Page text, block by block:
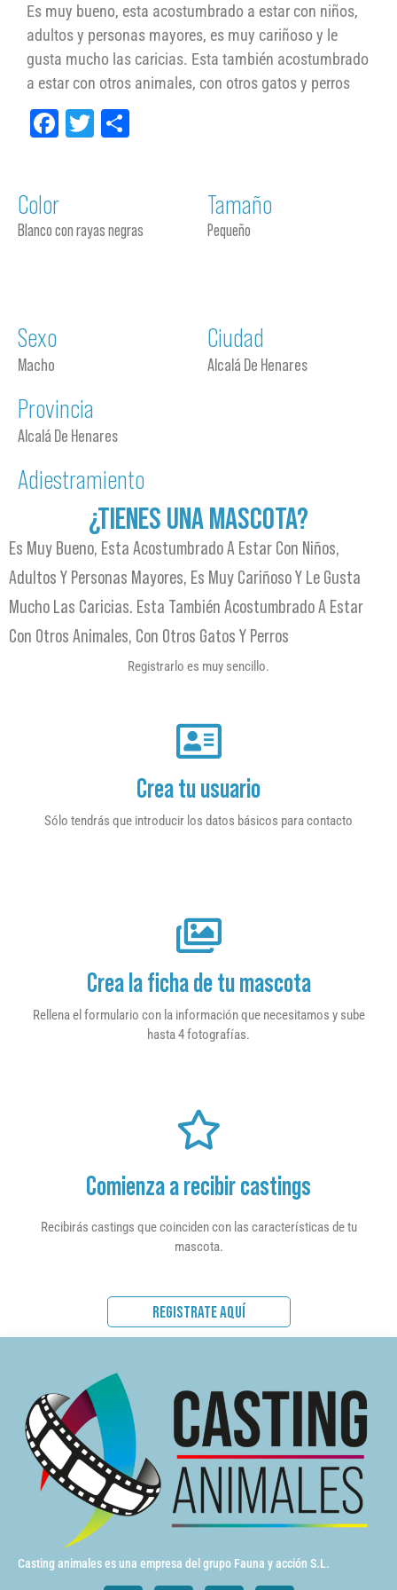
Es muy bueno, esta acostumbrado a estar con niños,
adultos y personas mayores, es muy cariñoso y le
gusta mucho las caricias. Esta también acostumbrado
a estar con otros animales, con otros gatos y perros
Facebook
Twitter
Color
Blanco con rayas negras
Tamaño
Pequeño
Sexo
Macho
Ciudad
Alcalá De Henares
Provincia
Alcalá De Henares
Adiestramiento
¿TIENES UNA MASCOTA?
Es Muy Bueno, Esta Acostumbrado A Estar Con Niños,
Adultos Y Personas Mayores, Es Muy Cariñoso Y Le Gusta
Mucho Las Caricias. Esta También Acostumbrado A Estar
Con Otros Animales, Con Otros Gatos Y Perros
Registrarlo es muy sencillo.
Crea tu usuario
Sólo tendrás que introducir los datos básicos para contacto
Crea la ficha de tu mascota
Rellena el formulario con la información que necesitamos y sube
hasta 4 fotografías.
Comienza a recibir castings
Recibirás castings que coinciden con las características de tu
mascota.
REGISTRATE AQUÍ
Casting animales es una empresa del grupo Fauna y acción S.L.